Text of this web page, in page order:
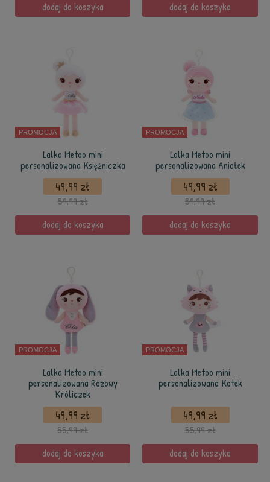
dodaj do koszyka
dodaj do koszyka
PROMOCJA
Lalka Metoo mini
personalizowana Księżniczka
49,99 zł
59,99 zł
dodaj do koszyka
PROMOCJA
Lalka Metoo mini
personalizowana Aniołek
49,99 zł
59,99 zł
dodaj do koszyka
PROMOCJA
Lalka Metoo mini
personalizowana Różowy
Króliczek
49,99 zł
55,99 zł
dodaj do koszyka
PROMOCJA
Lalka Metoo mini
personalizowana Kotek
49,99 zł
55,99 zł
dodaj do koszyka